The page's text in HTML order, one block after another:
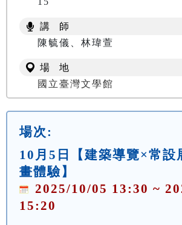
講 師
陳毓儀、林瑋萱
場 地
國立臺灣文學館
場次:
10月5日【建築導覽×常設
畫體驗】
2025/10/05 13:30 ~
15:20